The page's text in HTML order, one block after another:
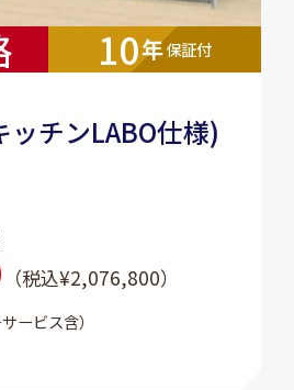
10年保証付
ッチンLABO仕様)
（税込¥2,076,800）
ービス含）